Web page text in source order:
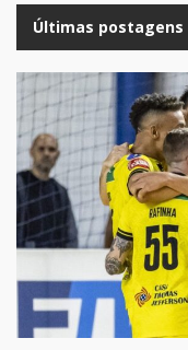
Últimas postagens